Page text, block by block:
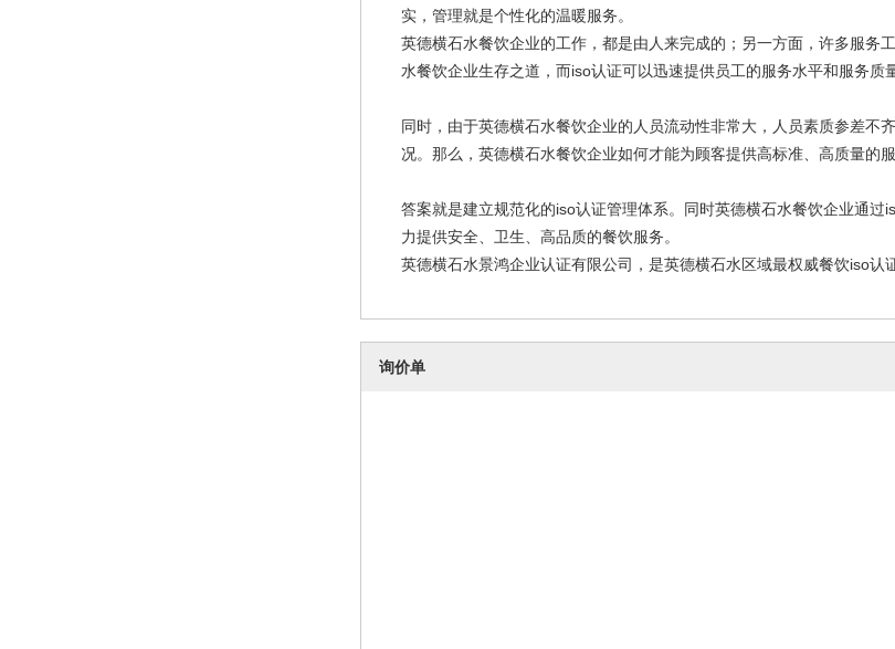
实，管理就是个性化的温暖服务。
英德横石水餐饮企业的工作，都是由人来完成的；另一方面，许多服
水餐饮企业生存之道，而iso认证可以迅速提供员工的服务水平和服务质
同时，由于英德横石水餐饮企业的人员流动性非常大，人员素质参差不
况。那么，英德横石水餐饮企业如何才能为顾客提供高标准、高质量的
答案就是建立规范化的iso认证管理体系。同时英德横石水餐饮企业通
力提供安全、卫生、高品质的餐饮服务。
英德横石水景鸿企业认证有限公司，是英德横石水区域最权威餐饮iso认
询价单